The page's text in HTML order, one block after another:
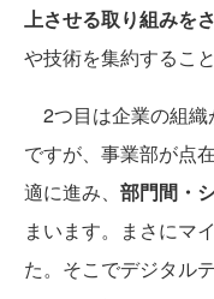
上させる取り組みを
や技術を集約するこ
2つ目は企業の組織
ですが、事業部が点
適に進み、 部門間・
まいます。まさにマ
た。そこでデジタル